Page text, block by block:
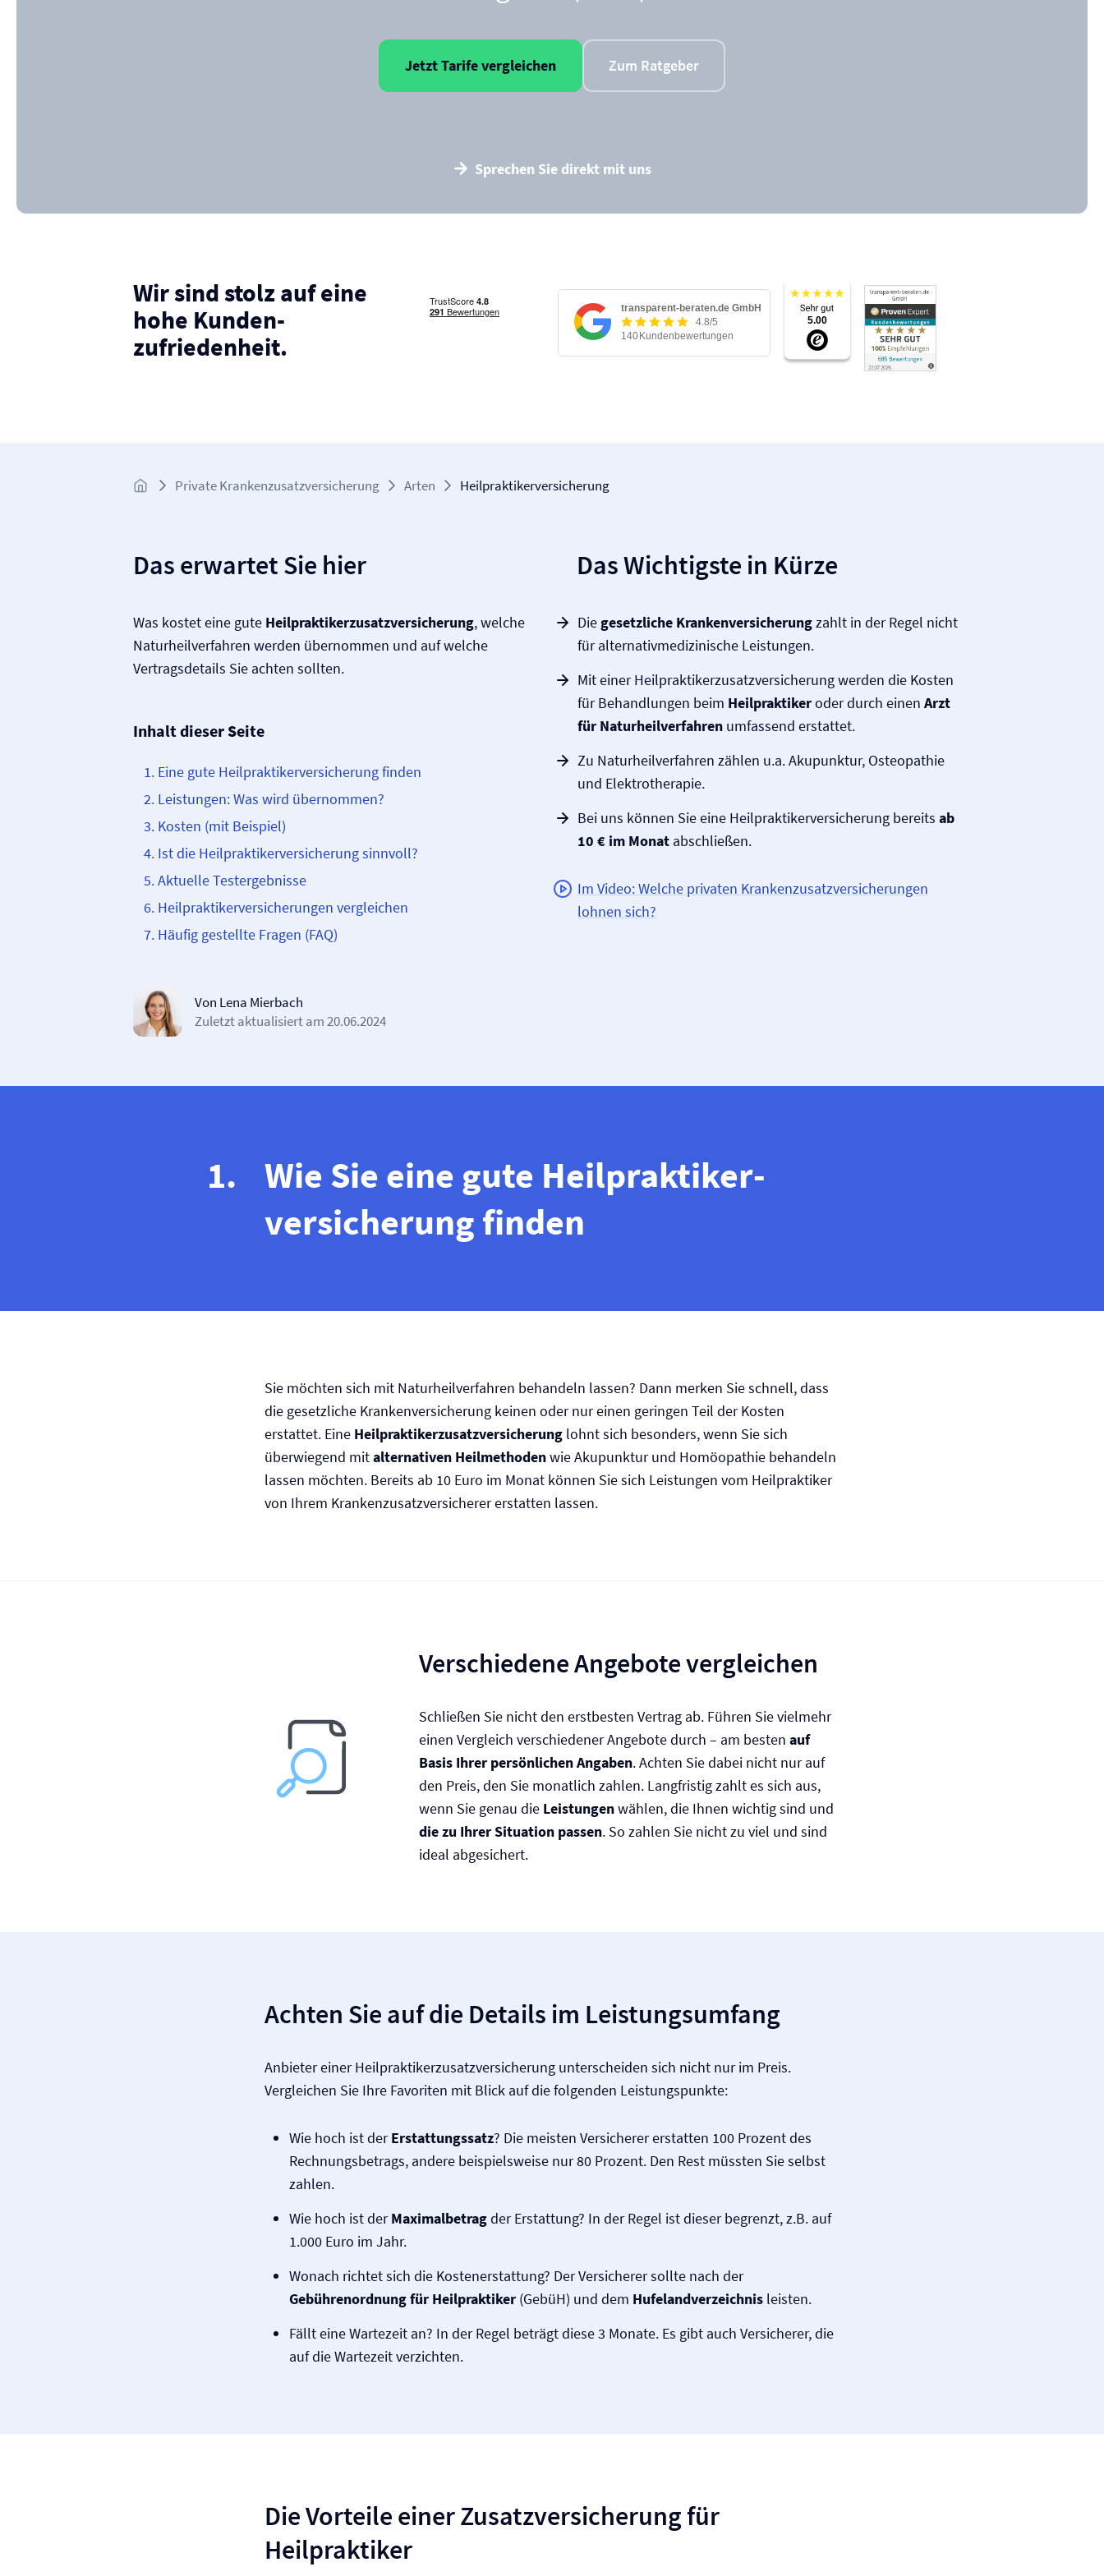
Jetzt Tarife vergleichen Zum Ratgeber
Sprechen Sie direkt mit uns
Wir sind stolz auf eine
hohe Kunden­
zufriedenheit.
Private Krankenzusatz­­versicherung Arten Heilpraktiker­­versicherung
Das erwartet Sie hier
Was kostet eine gute Heilpraktikerzusatz­versicherung, welche
Naturheilverfahren werden übernommen und auf welche
Vertragsdetails Sie achten sollten.
Inhalt dieser Seite
Eine gute Heilpraktiker­­versicherung finden
Leistungen: Was wird übernommen?
Kosten (mit Beispiel)
Ist die Heilpraktiker­­versicherung sinnvoll?
Aktuelle Testergebnisse
Heilpraktiker­­versicherungen vergleichen
Häufig gestellte Fragen (FAQ)
Von Lena Mierbach
Zuletzt aktualisiert am20.06.2024
Das Wichtigste in Kürze
Die gesetzliche Kranken­versicherungzahlt in der Regel nicht
für alternativmedizinische Leistungen.
Mit einer Heilpraktikerzusatz­versicherung werden die Kosten
für Behandlungen beim Heilpraktikeroder durch einen Arzt
für Naturheilverfahren umfassend erstattet.
Zu Naturheilverfahren zählen u.a. Akupunktur, Osteopathie
und Elektrotherapie.
Bei uns können Sie eine Heilpraktiker­versicherung bereits ab
10 € im Monat abschließen.
Im Video: Welche privaten Krankenzusatz­versicherungen
lohnen sich?
Wie Sie eine gute Heilpraktiker­
versicherung finden
Sie möchten sich mit Naturheilverfahren behandeln lassen? Dann merken Sie schnell, dass
die gesetzliche Kranken­versicherung keinen oder nur einen geringen Teil der Kosten
erstattet. Eine Heilpraktikerzusatz­versicherung lohnt sich besonders, wenn Sie sich
überwiegend mitalternativen Heilmethodenwie Akupunktur und Homöopathie behandeln
lassen möchten. Bereits ab 10 Euro im Monat können Sie sich Leistungen vom Heilpraktiker
von Ihrem Krankenzusatz­versicherer erstatten lassen.
Verschiedene Angebote vergleichen
Schließen Sie nicht den erstbesten Vertrag ab. Führen Sie vielmehr
einen Vergleich verschiedener Angebote durch – am besten auf
Basis Ihrer persönlichen Angaben. Achten Sie dabei nicht nur auf
den Preis, den Sie monatlich zahlen. Langfristig zahlt es sich aus,
wenn Sie genau die Leistungenwählen, die Ihnen wichtig sind und
die zu Ihrer Situation passen. So zahlen Sie nicht zu viel und sind
ideal abgesichert.
Achten Sie auf die Details im Leistungsumfang
Anbieter einer Heilpraktikerzusatz­versicherung unterscheiden sich nicht nur im Preis.
Vergleichen Sie Ihre Favoriten mit Blick auf die folgenden Leistungspunkte:
Wie hoch ist derErstattungssatz? Die meisten Versicherer erstatten 100 Prozent des
Rechnungsbetrags, andere beispielsweise nur 80 Prozent. Den Rest müssten Sie selbst
zahlen.
Wie hoch ist derMaximalbetragder Erstattung? In der Regel ist dieser begrenzt, z.B. auf
1.000 Euro im Jahr.
Wonach richtet sich die Kostenerstattung? Der Versicherer sollte nach der
Gebührenordnung für Heilpraktiker (GebüH) und dem Hufelandverzeichnis leisten.
Fällt eine Wartezeit an? In der Regel beträgt diese 3 Monate. Es gibt auch Versicherer, die
auf die Wartezeit verzichten.
Die Vorteile einer Zusatz­versicherung für
Heilpraktiker